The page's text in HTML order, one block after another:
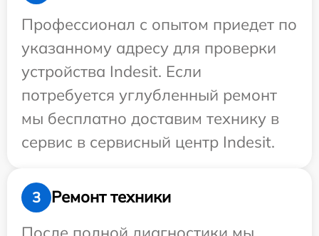
Профессионал с опытом приедет по
указанному адресу для проверки
устройства Indesit. Если
потребуется углубленный ремонт
мы бесплатно доставим технику в
сервис в сервисный центр Indesit.
3
Ремонт техники